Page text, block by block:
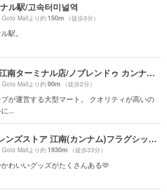
ル駅/고속터미널역
Mallより約150m （徒歩3分）
駅。
No Brand 江南ターミナル店/ノブレンドゥ カンナムトミノルジョム/노브랜드 강남터미널점
Mallより約90m （徒歩2分）
が運営する大型マート。 クオリティが高いの
...
KAKAOフレンズストア 江南(カンナム)フラグシップストア/카카오프렌즈스토어 강남플래그십스토어
Mallより約1930m （徒歩33分）
わいいグッズがたくさんある🫶